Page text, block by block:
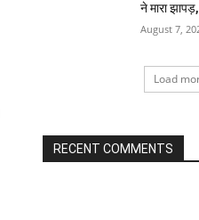
ने मारा
August 7,
Load
RECENT COMMENTS